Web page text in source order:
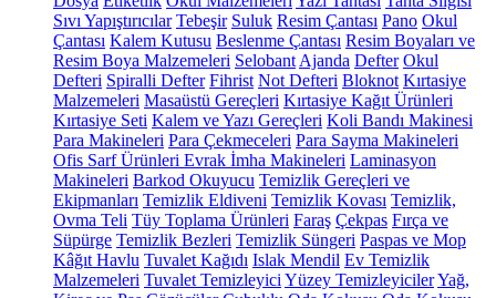
Sıvı Yapıştırıcılar Tebeşir Suluk Resim Çantası Pano Okul
Çantası Kalem Kutusu Beslenme Çantası Resim Boyaları ve
Resim Boya Malzemeleri Selobant Ajanda Defter Okul
Defteri Spiralli Defter Fihrist Not Defteri Bloknot Kırtasiye
Malzemeleri Masaüstü Gereçleri Kırtasiye Kağıt Ürünleri
Kırtasiye Seti Kalem ve Yazı Gereçleri Koli Bandı Makinesi
Para Makineleri Para Çekmeceleri Para Sayma Makineleri
Ofis Sarf Ürünleri Evrak İmha Makineleri Laminasyon
Makineleri Barkod Okuyucu Temizlik Gereçleri ve
Ekipmanları Temizlik Eldiveni Temizlik Kovası Temizlik,
Ovma Teli Tüy Toplama Ürünleri Faraş Çekpas Fırça ve
Süpürge Temizlik Bezleri Temizlik Süngeri Paspas ve Mop
Kâğıt Havlu Tuvalet Kağıdı Islak Mendil Ev Temizlik
Malzemeleri Tuvalet Temizleyici Yüzey TemizleyicilerYağ,